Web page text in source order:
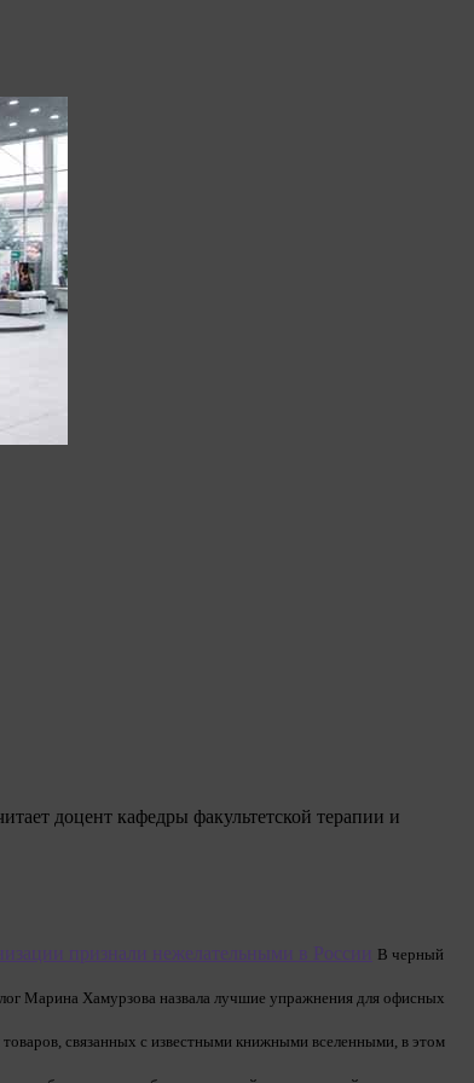
доцент кафедры факультетской терапии и
признали нежелательными в России В черный
Марина Хамурзова назвала лучшие упражнения для офисных
связанных с известными книжными вселенными, в этом